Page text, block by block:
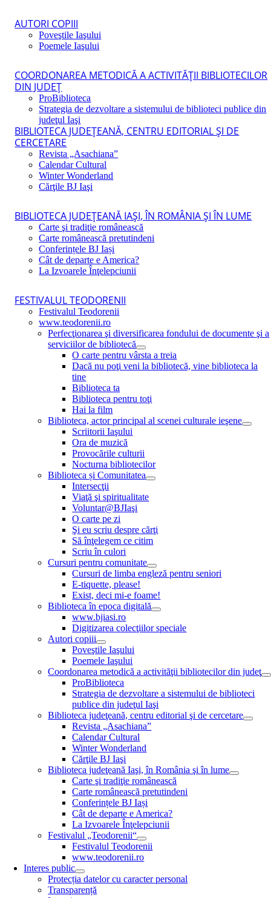
AUTORI COPIII
Poveştile Iaşului
Poemele Iaşului
COORDONAREA METODICĂ A ACTIVITĂŢII BIBLIOTECILOR
DIN JUDEŢ
ProBiblioteca
Strategia de dezvoltare a sistemului de biblioteci publice din
judeţul Iaşi
BIBLIOTECA JUDEŢEANĂ, CENTRU EDITORIAL ŞI DE
CERCETARE
Revista „Asachiana”
Calendar Cultural
Winter Wonderland
Cărţile BJ Iaşi
BIBLIOTECA JUDEŢEANĂ IAŞI, ÎN ROMÂNIA ŞI ÎN LUME
Carte şi tradiţie românească
Carte românească pretutindeni
Conferințele BJ Iași
Cât de departe e America?
La Izvoarele Înţelepciunii
FESTIVALUL TEODORENII
Festivalul Teodorenii
www.teodorenii.ro
Perfecţionarea şi diversificarea fondului de documente şi a
serviciilor de bibliotecă
O carte pentru vârsta a treia
Dacă nu poţi veni la bibliotecă, vine biblioteca la
tine
Biblioteca ta
Biblioteca pentru toţi
Hai la film
Biblioteca, actor principal al scenei culturale ieşene
Scriitorii Iaşului
Ora de muzică
Provocările culturii
Nocturna bibliotecilor
Biblioteca și Comunitatea
Intersecţii
Viaţă şi spiritualitate
Voluntar@BJIaşi
O carte pe zi
Şi eu scriu despre cărţi
Să înţelegem ce citim
Scriu în culori
Cursuri pentru comunitate
Cursuri de limba engleză pentru seniori
E-tiquette, please!
Exist, deci mi-e foame!
Biblioteca în epoca digitală
www.bjiasi.ro
Digitizarea colecţiilor speciale
Autori copiii
Poveştile Iaşului
Poemele Iaşului
Coordonarea metodică a activităţii bibliotecilor din judeţ
ProBiblioteca
Strategia de dezvoltare a sistemului de biblioteci
publice din judeţul Iaşi
Biblioteca judeţeană, centru editorial şi de cercetare
Revista „Asachiana”
Calendar Cultural
Winter Wonderland
Cărţile BJ Iaşi
Biblioteca judeţeană Iaşi, în România şi în lume
Carte şi tradiţie românească
Carte românească pretutindeni
Conferințele BJ Iași
Cât de departe e America?
La Izvoarele Înţelepciunii
Festivalul „Teodorenii“
Festivalul Teodorenii
www.teodorenii.ro
Interes public
Protecția datelor cu caracter personal
Transparență